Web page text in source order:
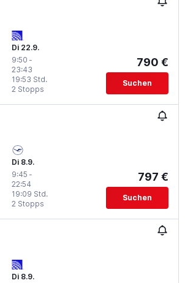
Di 22.9.
9:50 -
23:43
2 Stopps
19:53 Std.
790 €
Suchen
Di 8.9.
9:45 -
22:54
2 Stopps
19:09 Std.
797 €
Suchen
Di 8.9.